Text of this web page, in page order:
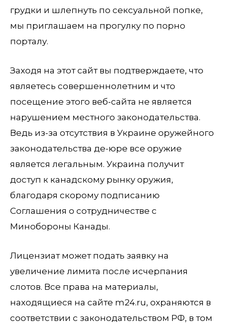
грудки и шлепнуть по сексуальной попке,
мы приглашаем на прогулку по порно
порталу.
Заходя на этот сайт вы подтверждаете, что
являетесь совершеннолетним и что
посещение этого веб-сайта не является
нарушением местного законодательства.
Ведь из-за отсутствия в Украине оружейного
законодательства де-юре все оружие
является легальным. Украина получит
доступ к канадскому рынку оружия,
благодаря скорому подписанию
Соглашения о сотрудничестве с
Минобороны Канады.
Лицензиат может подать заявку на
увеличение лимита после исчерпания
слотов. Все права на материалы,
находящиеся на сайте m24.ru, охраняются в
соответствии с законодательством РФ, в том